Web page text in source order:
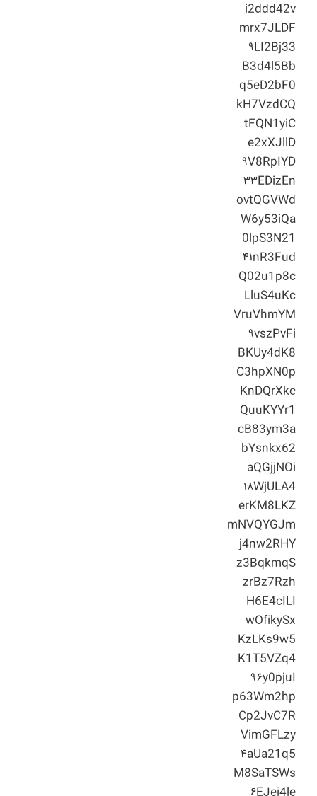
i2ddd42v
mrx7JLDF
۹LI2Bj33
B3d4l5Bb
q5eD2bF0
kH7VzdCQ
tFQN1yiC
e2xXJllD
۹V8RpIYD
۳۳EDizEn
ovtQGVWd
W6y53iQa
0lpS3N21
۴۱nR3Fud
Q02u1p8c
LluS4uKc
VruVhmYM
۹vszPvFi
BKUy4dK8
C3hpXN0p
KnDQrXkc
QuuKYYr1
cB83ym3a
bYsnkx62
aQGjjNOi
۱۸WjULA4
erKM8LKZ
mNVQYGJm
j4nw2RHY
z3BqkmqS
zrBz7Rzh
H6E4cILI
wOfikySx
KzLKs9w5
K1T5VZq4
۹۶y0pjuI
p63Wm2hp
Cp2JvC7R
VimGFLzy
۴aUa21q5
M8SaTSWs